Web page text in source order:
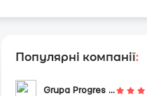
Популярні компанії:
Grupa Progres Sp. z o.o.